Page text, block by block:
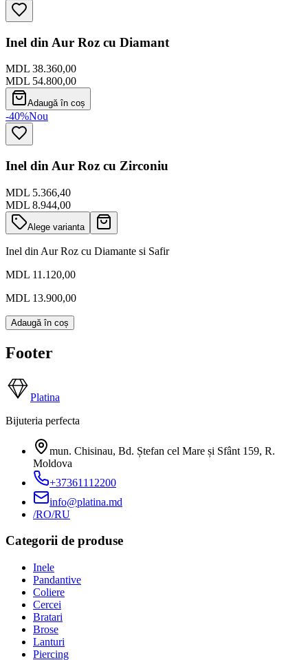
Inel din Aur Roz cu Diamant
MDL 38.360,00
MDL 54.800,00
Adaugă în coș
-40%Nou
Inel din Aur Roz cu Zirconiu
MDL 5.366,40
MDL 8.944,00
Alege varianta
Inel din Aur Roz cu Diamante si Safir
MDL 11.120,00
MDL 13.900,00
Adaugă în coș
Footer
Platina
Bijuteria perfecta
mun. Chisinau, Bd. Ștefan cel Mare și Sfânt 159, R.
Moldova
+37361112200
info@platina.md
/RO/RU
Categorii de produse
Inele
Pandantive
Coliere
Cercei
Bratari
Brose
Lanturi
Piercing